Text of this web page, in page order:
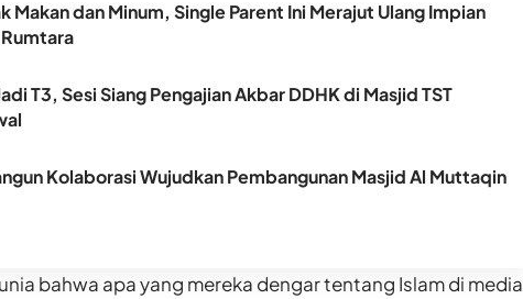
Makan dan Minum, Single Parent Ini Merajut Ulang Impian
T3, Sesi Siang Pengajian Akbar DDHK di Masjid TST
Kolaborasi Wujudkan Pembangunan Masjid Al Muttaqin
bahwa apa yang mereka dengar tentang Islam di media